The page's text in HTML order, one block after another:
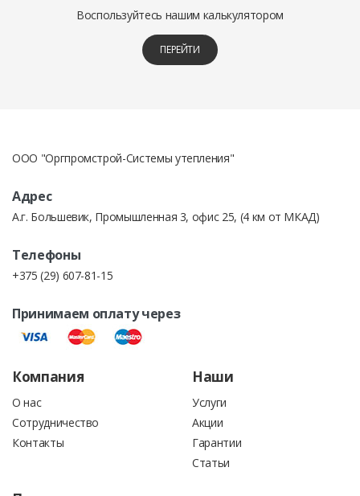
Воспользуйтесь нашим калькулятором
ПЕРЕЙТИ
ООО "Оргпромстрой-Системы утепления"
Адрес
А.г. Большевик, Промышленная 3, офис 25, (4 км от МКАД)
Телефоны
+375 (29) 607-81-15
Принимаем оплату через
Компания
О нас
Сотрудничество
Контакты
Наши
Услуги
Акции
Гарантии
Статьи